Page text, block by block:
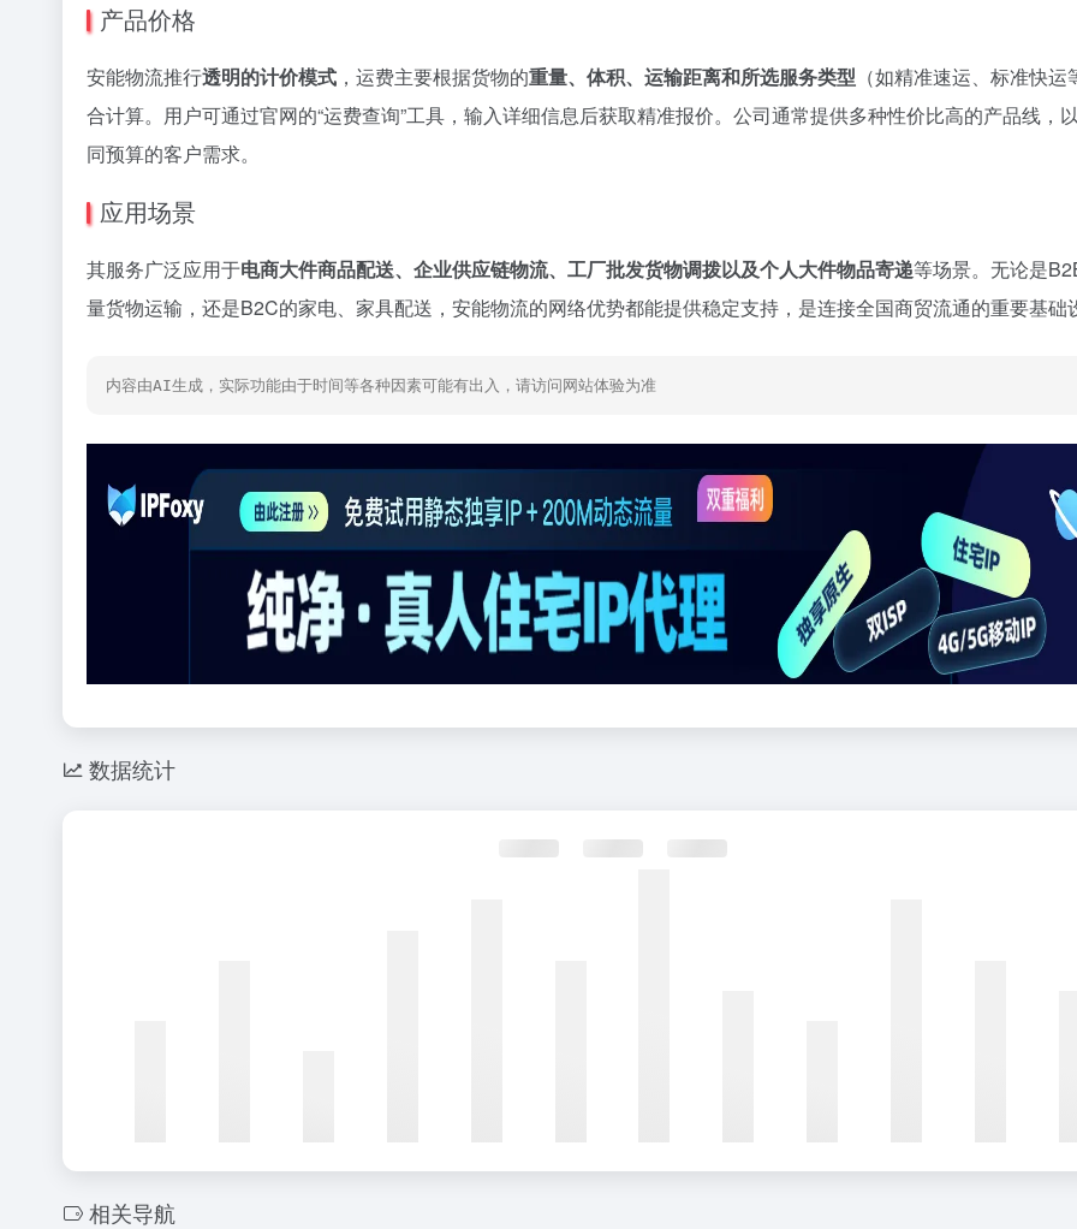
产品价格
安能物流推行透明的计价模式 ，运费主要根据货物的重量、体积、运输距离和所选服务类型 （如精准速运、标准快运
合计算。用户可通过官网的“运费查询”工具，输入详细信息后获取精准报价。公司通常提供多种性价比高的产品线，
同预算的客户需求。
应用场景
其服务广泛应用于电商大件商品配送、企业供应链物流、工厂批发货物调拨以及个人大件物品寄递等场景。无论是
量货物运输，还是B2C的家电、家具配送，安能物流的网络优势都能提供稳定支持，是连接全国商贸流通的重要基础
内容由AI生成，实际功能由于时间等各种因素可能有出入，请访问网站体验为准
数据统计
相关导航